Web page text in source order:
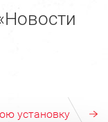
установку